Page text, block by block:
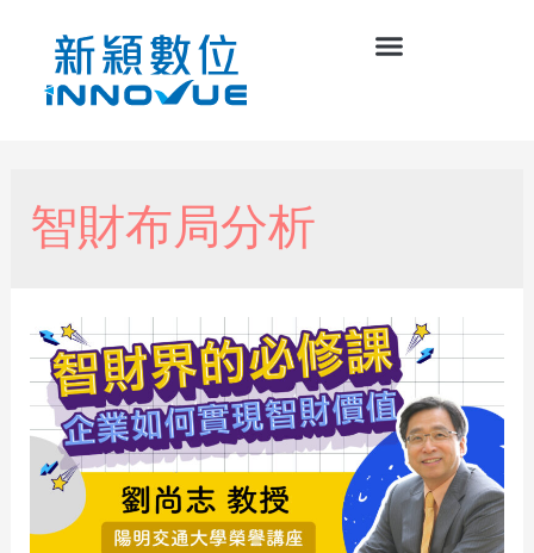
智財布局分析